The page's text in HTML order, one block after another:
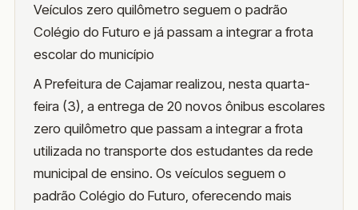
Veículos zero quilômetro seguem o padrão
Colégio do Futuro e já passam a integrar a frota
escolar do município
A Prefeitura de Cajamar realizou, nesta quarta-
feira (3), a entrega de 20 novos ônibus escolares
zero quilômetro que passam a integrar a frota
utilizada no transporte dos estudantes da rede
municipal de ensino. Os veículos seguem o
padrão Colégio do Futuro, oferecendo mais